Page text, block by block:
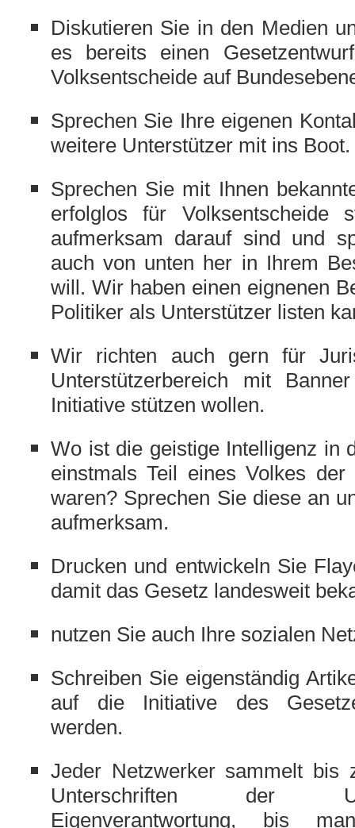
Diskutieren Sie in den Medien
es bereits einen
Volksentscheide auf
Sprechen Sie Ihre eigenen
weitere Unterstützer mit ins Boot.
Sprechen Sie mit Ihnen
erfolglos für Volksentscheide
aufmerksam darauf sind und
auch von unten her in Ihrem
will. Wir haben einen eignenen
Politiker als Unterstützer listen
Wir richten auch gern für
Unterstützerbereich mit
Initiative stützen wollen.
Wo ist die geistige Intelligenz in
einstmals Teil eines Volkes
waren? Sprechen Sie diese an
aufmerksam.
Drucken und entwickeln Sie
damit das Gesetz landesweit
nutzen Sie auch Ihre sozialen
Schreiben Sie eigenständig
auf die Initiative des
werden.
Jeder Netzwerker sammelt bis
Unterschriften der
Eigenverantwortung, bis